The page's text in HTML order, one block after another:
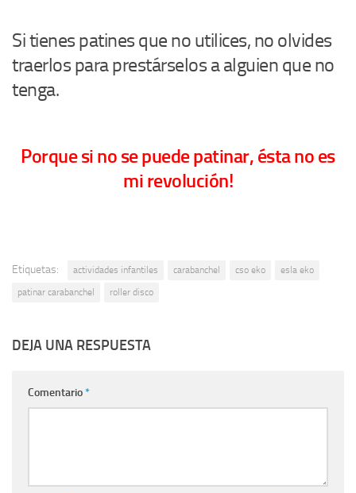
Si tienes patines que no utilices, no olvides
traerlos para prestárselos a alguien que no
tenga.
Porque si no se puede patinar, ésta no es
mi revolución!
Etiquetas: actividades infantiles carabanchel cso eko
esla eko
patinar carabanchel
roller disco
DEJA UNA RESPUESTA
Comentario*